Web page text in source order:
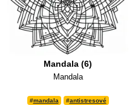
Mandala (6)
Mandala
#mandala #antistresové